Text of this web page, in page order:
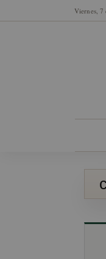
Viernes, 7